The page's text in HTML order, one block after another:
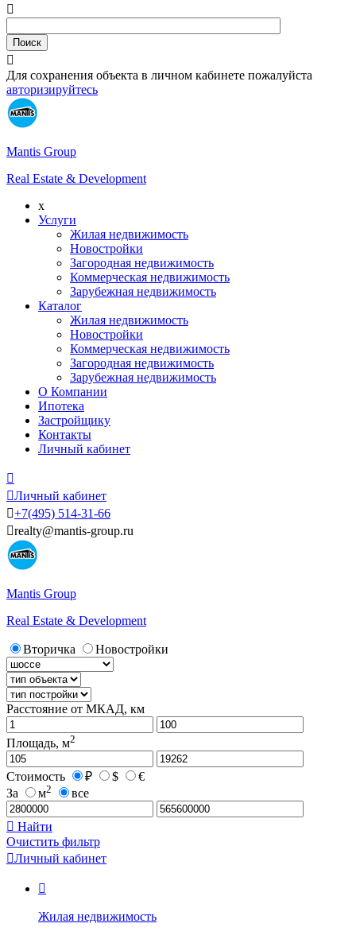


Для сохранения объекта в личном кабинете пожалуйста
авторизируйтесь
Mantis Group
Real Estate & Development
x
Услуги
Жилая недвижимость
Новостройки
Загородная недвижимость
Коммерческая недвижимость
Зарубежная недвижимость
Каталог
Жилая недвижимость
Новостройки
Коммерческая недвижимость
Загородная недвижимость
Зарубежная недвижимость
О Компании
Ипотека
Застройщику
Контакты
Личный кабинет

Личный кабинет
+7(495) 514-31-66
realty@mantis-group.ru
Mantis Group
Real Estate & Development
Вторичка Новостройки
Расстояние от МКАД, км
Площадь, м2
Стоимость ₽ $
€
За
м2 все
 Найти
Очистить фильтр
Личный кабинет

Жилая недвижимость